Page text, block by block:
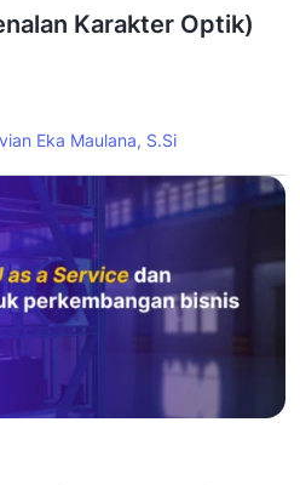
Karakter Optik)
Eka Maulana, S.Si